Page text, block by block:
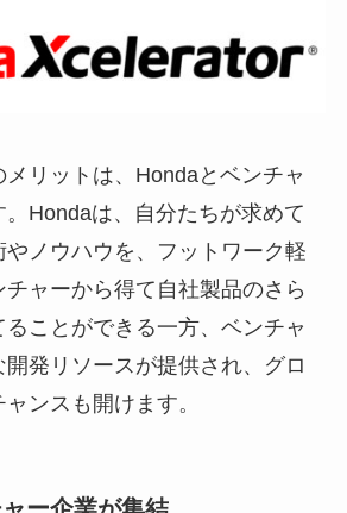
リットは、Hondaとベンチャ
Hondaは、自分たちが求めて
ノウハウを、フットワーク軽
チャーから得て自社製品のさら
ことができる一方、ベンチャ
発リソースが提供され、グロ
ンスも開けます。